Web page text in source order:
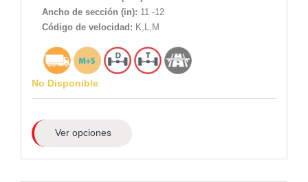
Ancho de sección (in): 11 -12
Código de velocidad: K,L,M
No Disponible
Ver opciones